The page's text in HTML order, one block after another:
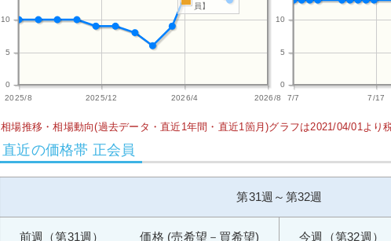
2025/8 2025/12 2026/4 2026/8
0
5
10
員】
7/7 7/17
0
5
10
相場推移・相場動向(過去データ・直近1年間・直近1箇月)グラフは2021/04/01より
直近の価格帯 正会員
第31週～第32週
前週（第31週） 価格 (売希望－買希望) 今週（第32週